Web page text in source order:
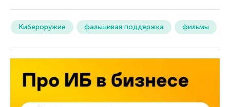
Кибероружие фальшивая поддержка фильмы